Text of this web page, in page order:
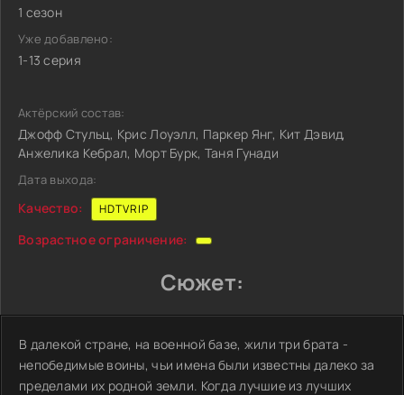
1 сезон
Уже добавлено:
1-13 серия
Актёрский состав:
Джофф Стульц, Крис Лоуэлл, Паркер Янг, Кит Дэвид,
Анжелика Кебрал, Морт Бурк, Таня Гунади
Дата выхода:
Качество: HDTVRIP
Возрастное ограничение:
Сюжет:
В далекой стране, на военной базе, жили три брата -
непобедимые воины, чьи имена были известны далеко за
пределами их родной земли. Когда лучшие из лучших